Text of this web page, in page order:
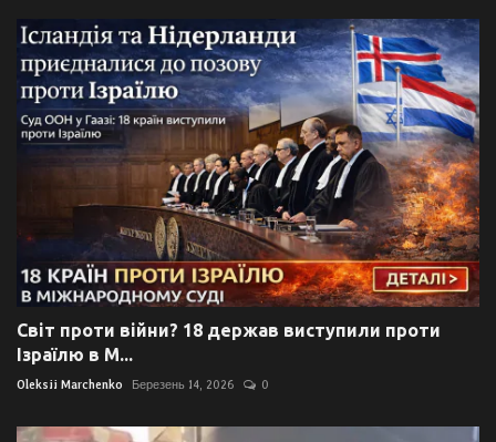
Світ проти війни? 18 держав виступили проти
Ізраїлю в М...
Oleksii Marchenko Березень 14, 2026 0